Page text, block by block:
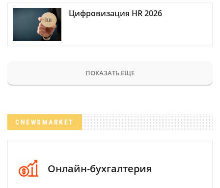
Цифровизация HR 2026
ПОКАЗАТЬ ЕЩЕ
CNEWSMARKET
Онлайн-бухгалтерия